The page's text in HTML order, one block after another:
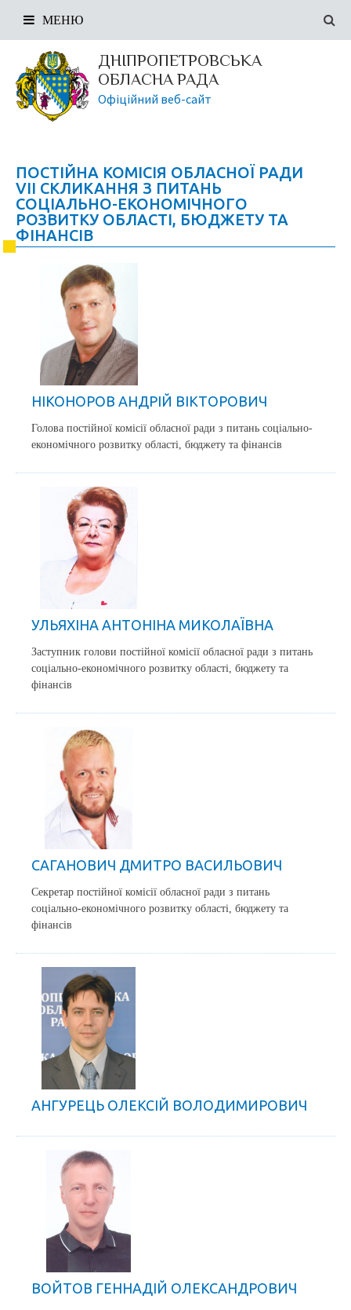
ДНІПРОПЕТРОВСЬКА
ОБЛАСНА РАДА
Офіційний веб-сайт
МЕНЮ
ПОСТІЙНА КОМІСІЯ ОБЛАСНОЇ РАДИ
VII СКЛИКАННЯ З ПИТАНЬ
СОЦІАЛЬНО-ЕКОНОМІЧНОГО
РОЗВИТКУ ОБЛАСТІ, БЮДЖЕТУ ТА
ФІНАНСІВ
НІКОНОРОВ АНДРІЙ ВІКТОРОВИЧ
Голова постійної комісії обласної ради з питань соціально-
економічного розвитку області, бюджету та фінансів
УЛЬЯХІНА АНТОНІНА МИКОЛАЇВНА
Заступник голови постійної комісії обласної ради з питань
соціально-економічного розвитку області, бюджету та
фінансів
САГАНОВИЧ ДМИТРО ВАСИЛЬОВИЧ
Секретар постійної комісії обласної ради з питань
соціально-економічного розвитку області, бюджету та
фінансів
АНГУРЕЦЬ ОЛЕКСІЙ ВОЛОДИМИРОВИЧ
ВОЙТОВ ГЕННАДІЙ ОЛЕКСАНДРОВИЧ